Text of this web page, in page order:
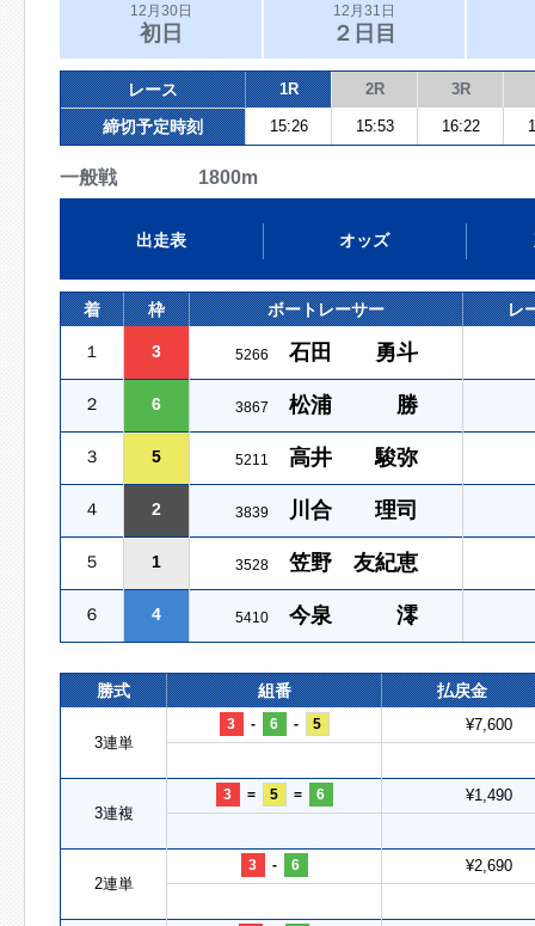
12月30日
初日
12月31日
２日目
レース 1R 2R 3R
締切予定時刻 15:26 15:53 16:22
一般戦 1800m
出走表 オッズ
着 枠 ボートレーサー レ
１ 3 5266 石田 勇斗
２ 6 3867 松浦 勝
３ 5 5211 高井 駿弥
４ 2 3839 川合 理司
５ 1 3528 笠野 友紀恵
６ 4 5410 今泉 澪
勝式 組番 払戻金
3連単
3 - 6 - 5 ¥7,600
3連複
3 = 5 = 6 ¥1,490
2連単
3 - 6 ¥2,690